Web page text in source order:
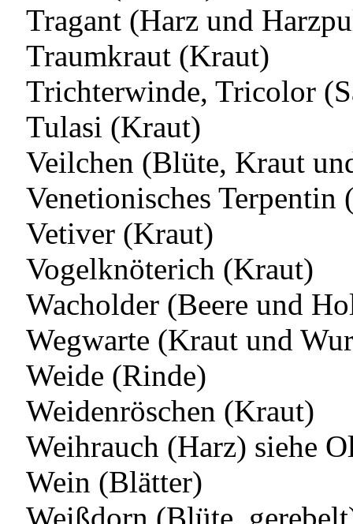
Tragant (Harz und
Traumkraut (Kraut)
Trichterwinde, Tricolor
Tulasi (Kraut)
Veilchen (Blüte, Kraut
Venetionisches Terpentin
Vetiver (Kraut)
Vogelknöterich (Kraut)
Wacholder (Beere und
Wegwarte (Kraut und
Weide (Rinde)
Weidenröschen (Kraut)
Weihrauch (Harz) siehe
Wein (Blätter)
Weißdorn (Blüte,